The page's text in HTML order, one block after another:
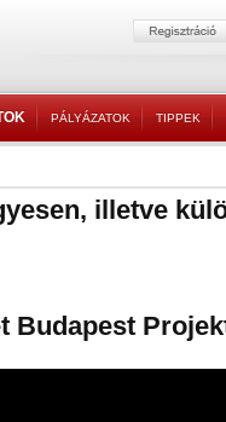
PÁLYÁZATOK TIPPEK
illetve
Budapest